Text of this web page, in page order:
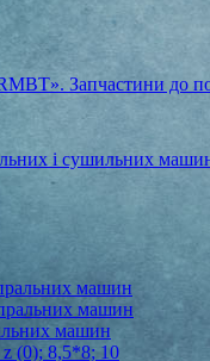
Запчастини до
і сушильних
машин
машин
машин
z (0); 8,5*8; 10